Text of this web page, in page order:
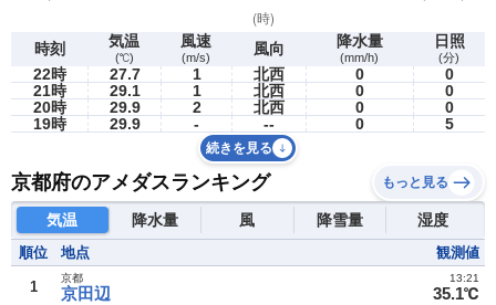
時刻 気温
(℃)
風速
(m/s) 風向 降水量
(mm/h)
日照
(分)
22時 27.7 1 北西 0
0
21時
29.1 1 北西 0
0
20時
29.9 2 北西 0
0
19時
29.9 - -- 0 5
続きを見る
京都府のアメダスランキング もっと見る
気温 降水量 風 降雪量 湿度
順位 地点 観測値
1 京田辺
京都
35.1℃
13:21